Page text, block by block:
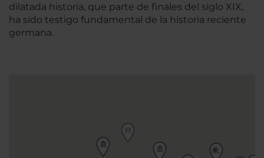
dilatada historia, que parte de finales del siglo XIX,
ha sido testigo fundamental de la historia reciente
germana.